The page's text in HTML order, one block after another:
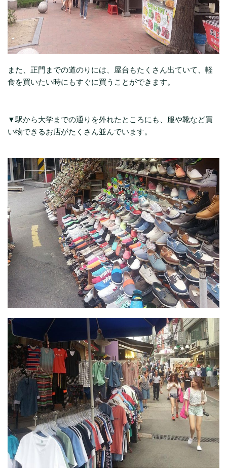
また、正門までの道のりには、屋台もたくさん出ていて、軽
食を買いたい時にもすぐに買うことができます。
▼駅から大学までの通りを外れたところにも、服や靴など買
い物できるお店がたくさん並んでいます。